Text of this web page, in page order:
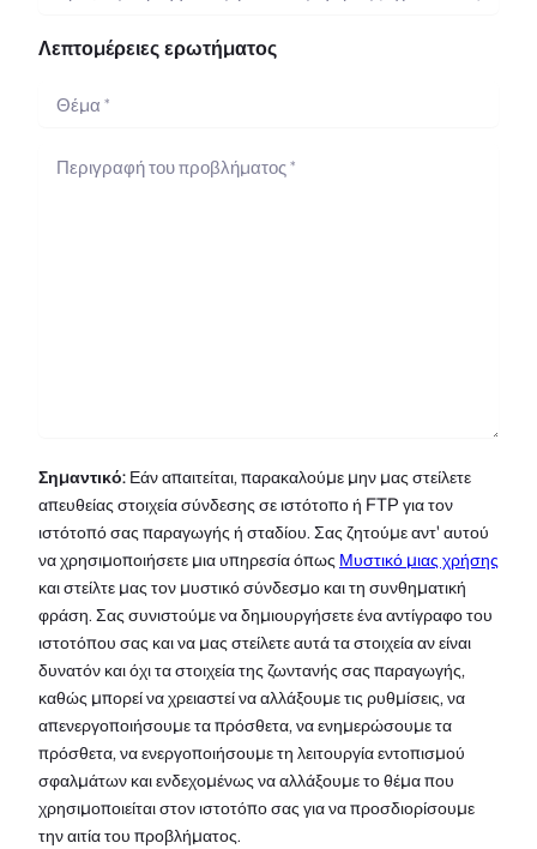
Λεπτομέρειες ερωτήματος
Σημαντικό:Εάν απαιτείται, παρακαλούμε μην μας στείλετε
απευθείας στοιχεία σύνδεσης σε ιστότοπο ή FTP για τον
ιστότοπό σας παραγωγής ή σταδίου. Σας ζητούμε αντ' αυτού
να χρησιμοποιήσετε μια υπηρεσία όπως Μυστικό μιας χρήσης
και στείλτε μας τον μυστικό σύνδεσμο και τη συνθηματική
φράση. Σας συνιστούμε να δημιουργήσετε ένα αντίγραφο του
ιστοτόπου σας και να μας στείλετε αυτά τα στοιχεία αν είναι
δυνατόν και όχι τα στοιχεία της ζωντανής σας παραγωγής,
καθώς μπορεί να χρειαστεί να αλλάξουμε τις ρυθμίσεις, να
απενεργοποιήσουμε τα πρόσθετα, να ενημερώσουμε τα
πρόσθετα, να ενεργοποιήσουμε τη λειτουργία εντοπισμού
σφαλμάτων και ενδεχομένως να αλλάξουμε το θέμα που
χρησιμοποιείται στον ιστοτόπο σας για να προσδιορίσουμε
την αιτία του προβλήματος.